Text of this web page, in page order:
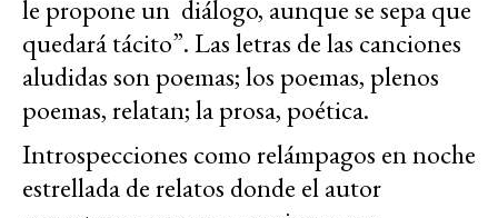
le propone un diálogo, aunque se sepa que
quedará tácito”. Las letras de las canciones
aludidas son poemas; los poemas, plenos
poemas, relatan; la prosa, poética.
Introspecciones como relámpagos en noche
estrellada de relatos donde el autor